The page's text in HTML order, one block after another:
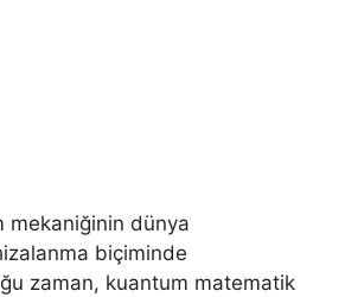
mekaniğinin dünya
biçiminde
zaman, kuantum matematik